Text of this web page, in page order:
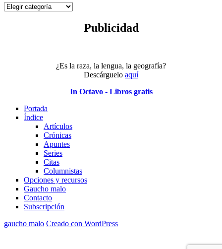
Por
Publicidad
¿Es la raza, la lengua, la geografía?
Descárguelo aquí
In Octavo - Libros gratis
Portada
Índice
Artículos
Crónicas
Apuntes
Series
Citas
Columnistas
Opciones y recursos
Gaucho malo
Contacto
Subscripción
gaucho malo Creado con WordPress